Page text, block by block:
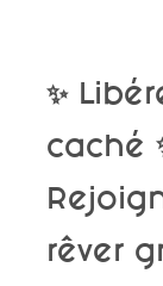
✨
caché
rêver